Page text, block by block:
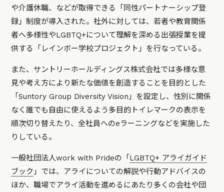
や介護休職、などが取得できる「同性パートナーシップ登
録」制度が導入された。社外に対しては、若者や教育関係
者へ多様性やLGBTQ+について理解を深める出張授業を提
供する「レインボー学校プロジェクト」を行なっている。
また、サントリーホールディングス株式会社では多様な意
見や考え方により新たな価値を創造することを目的とした
「Suntory Group Diversity Vision」を設定し、性別に関係
なく誰でも自由に使えるよう多目的トイレマークの表示を
順次切り替えたり、全社員へのeラーニングなどを実施した
りしている。
一般社団法人work with Prideの「 LGBTQ+ アライガイド
ブック 」では、アライについての解説や行動アドバイスの
ほか、職場でアライ活動を進めるにあたり多くの会社や団